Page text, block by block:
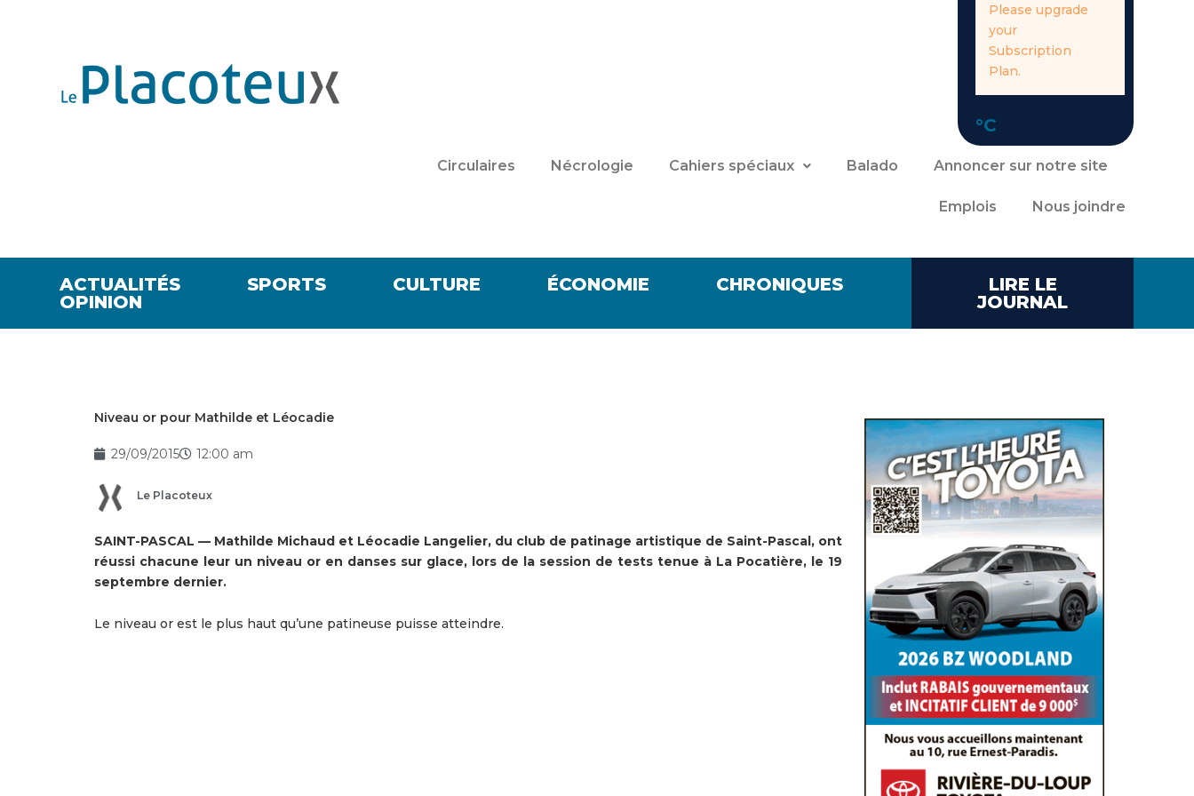
Please upgrade
your
Subscription
Plan.
°C
Circulaires Nécrologie Cahiers spéciaux Balado Annoncer sur notre site
Emplois Nous joindre
ACTUALITÉS SPORTS CULTURE ÉCONOMIE
CHRONIQUES
OPINION
LIRE LE
JOURNAL
Niveau or pour Mathilde et Léocadie
29/09/2015 12:00 am
Le Placoteux
SAINT-PASCAL — Mathilde Michaud et Léocadie Langelier, du club de patinage artistique de Saint-Pascal, ont
réussi chacune leur un niveau or en danses sur glace, lors de la session de tests tenue à La Pocatière, le 19
septembre dernier.
Le niveau or est le plus haut qu’une patineuse puisse atteindre.